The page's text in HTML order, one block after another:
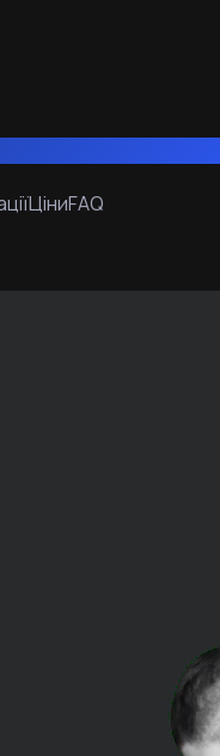
ЦіниFAQ